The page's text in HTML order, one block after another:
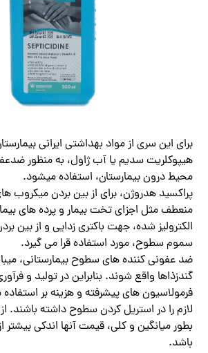
برای این سری از مواد بهداشتی ایرانی
هیپوکلریت سدیم یا آب ژاول، به منظور
محیط درون بیمارستان، استفاده میشود.
پراکسید هدروژن، برای از بین بردن میکروب
منعطف مثل اجزای تخت بیمار و پرده های
الکترولیز شده، جهت باکتری زدایی و از بین
سموم سطوح، مورد استفاده قرا می گیرد.
ضد عفونی کننده های سطوح بیمارستانی،
گندزذاها واقع شوند. بنابراین در تولید و
فرمولاسیون های پیشرفته و هزینه بر
لازم را در استریل کردن سطوح داشته باشند. از
بطور میانگین و کلی، قیمت آنها اندکی بیشتر
باشد.